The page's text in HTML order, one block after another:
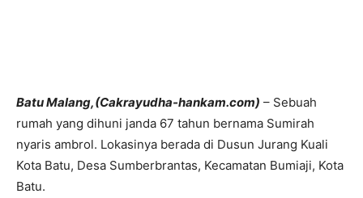
Batu Malang,(Cakrayudha-hankam.com) – Sebuah
rumah yang dihuni janda 67 tahun bernama Sumirah
nyaris ambrol. Lokasinya berada di Dusun Jurang Kuali
Kota Batu, Desa Sumberbrantas, Kecamatan Bumiaji, Kota
Batu.